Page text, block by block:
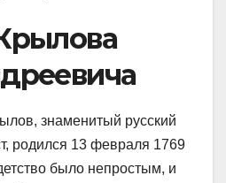
знаменитый русский
родился 13 февраля 1769
было непростым, и